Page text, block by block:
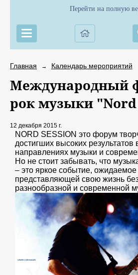
Перейти на полную
Главная → Календарь мероприятий
Международный
рок музыки "Nord
12 декабря 2015 г.
NORD SESSION это форум
достигших высоких результатов
направлениях музыки и
Но не стоит забывать, что
– это яркое событие,
представляющей свою жизнь
разнообразной и современной